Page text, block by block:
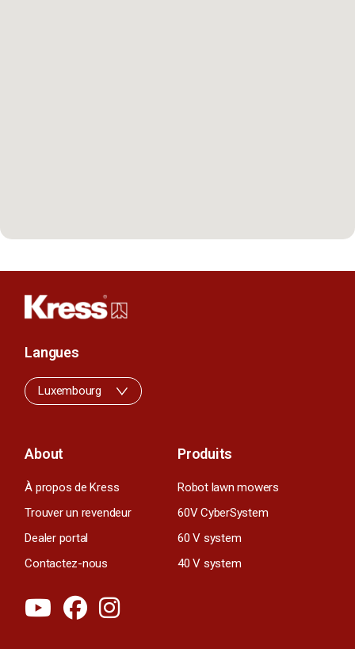
About
À propos de Kress
Trouver un revendeur
Dealer portal
Contactez-nous
Produits
Robot lawn mowers
60V CyberSystem
60 V system
40 V system
Langues
Luxembourg